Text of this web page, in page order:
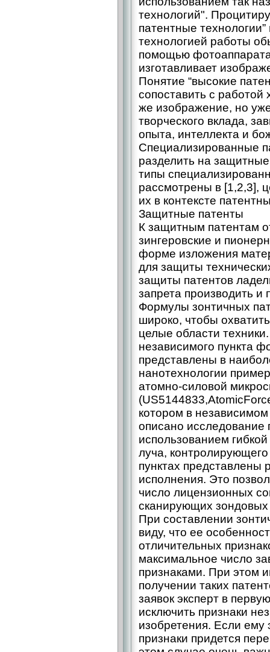
технологий".
патентные
технологией работы
помощью
изготавливает
Понятие “высокие
сопоставить с работой
же изображение, но
творческого вклада,
опыта, интеллекта и
Специализированные
разделить на
типы
рассмотрены в [1,2,3],
их в контексте
Защитные патенты
К защитным патентам
зингеровские и
форме изложения
для защиты
защиты патентов
запрета производить
Формулы зонтичных
широко, чтобы
целые области
независимого пункта
представлены в
нанотехнологии
атомно-силовой
котором в
описано исследование
использованием
луча,
пунктах представлены
исполнения. Это
число лицензионных
сканирующих зондовых
При составлении
виду, что ее
отличительных
максимальное число
признаками. При этом
получении таких
заявок эксперт в
исключить признаки
изобретения. Если ему
признаки придется